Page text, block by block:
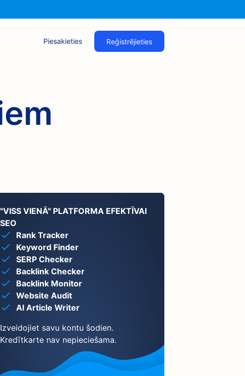
Piesakieties Reģistrējieties
"VISS VIENĀ" PLATFORMA EFEKTĪVAI
SEO
Rank Tracker
Keyword Finder
SERP Checker
Backlink Checker
Backlink Monitor
Website Audit
AI Article Writer
Izveidojiet savu kontu šodien.
Kredītkarte nav nepieciešama.